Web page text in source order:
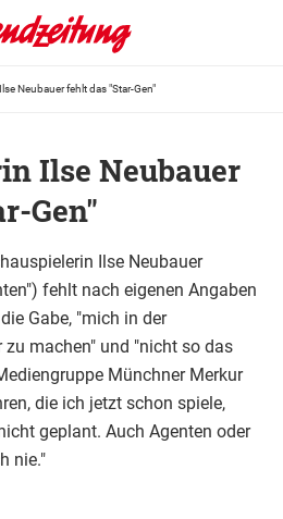
Neubauer fehlt das "Star-Gen"
Ilse Neubauer
Gen"
Ilse Neubauer
fehlt nach eigenen Angaben
Gabe, "mich in der
machen" und "nicht so das
Münchner Merkur
die ich jetzt schon spiele,
geplant. Auch Agenten oder
nie."